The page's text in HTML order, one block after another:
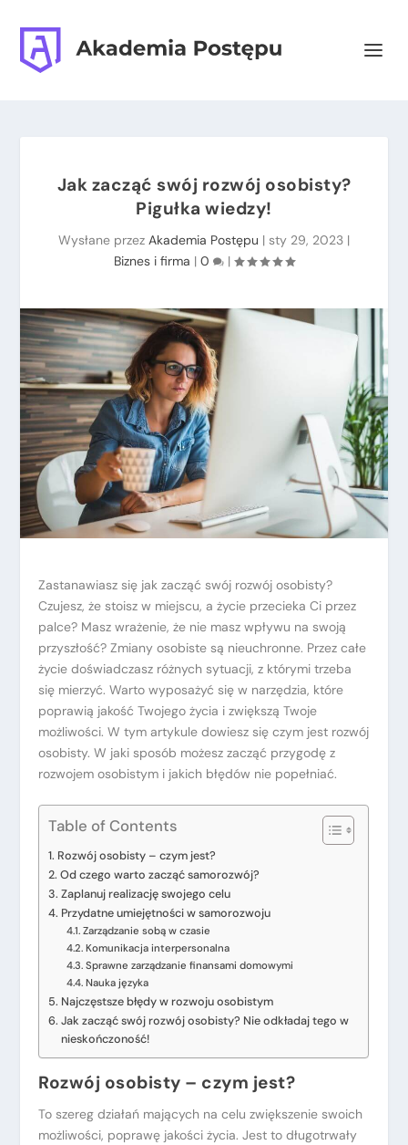
Jak zacząć swój rozwój osobisty?
Pigułka wiedzy!
Wysłane przez Akademia Postępu | sty 29, 2023 |
Biznes i firma | 0 |
Zastanawiasz się jak zacząć swój rozwój osobisty?
Czujesz, że stoisz w miejscu, a życie przecieka Ci przez
palce? Masz wrażenie, że nie masz wpływu na swoją
przyszłość? Zmiany osobiste są nieuchronne. Przez całe
życie doświadczasz różnych sytuacji, z którymi trzeba
się mierzyć. Warto wyposażyć się w narzędzia, które
poprawią jakość Twojego życia i zwiększą Twoje
możliwości. W tym artykule dowiesz się czym jest rozwój
osobisty. W jaki sposób możesz zacząć przygodę z
rozwojem osobistym i jakich błędów nie popełniać.
Table of Contents
Rozwój osobisty – czym jest?
Od czego warto zacząć samorozwój?
Zaplanuj realizację swojego celu
Przydatne umiejętności w samorozwoju
Zarządzanie sobą w czasie
Komunikacja interpersonalna
Sprawne zarządzanie finansami domowymi
Nauka języka
Najczęstsze błędy w rozwoju osobistym
Jak zacząć swój rozwój osobisty? Nie odkładaj tego w
nieskończoność!
Rozwój osobisty – czym jest?
To szereg działań mających na celu zwiększenie swoich
możliwości, poprawę jakości życia. Jest to długotrwały